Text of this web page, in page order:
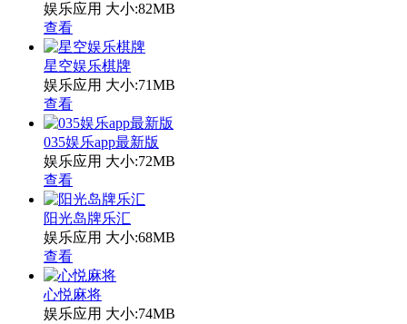
娱乐应用 大小:82MB
查看
星空娱乐棋牌
娱乐应用 大小:71MB
查看
035娱乐app最新版
娱乐应用 大小:72MB
查看
阳光岛牌乐汇
娱乐应用 大小:68MB
查看
心悦麻将
娱乐应用 大小:74MB